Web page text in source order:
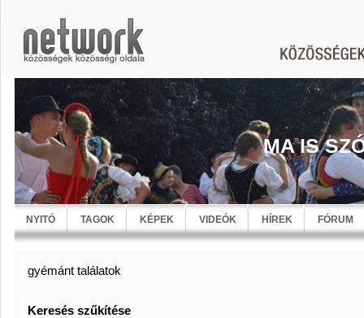
MA IS
NYITÓ TAGOK KÉPEK VIDEÓK HÍREK FÓRUM
gyémánt találatok
Keresés szűkítése